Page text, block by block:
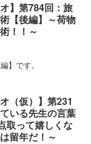
】第784回：旅
【後編】～荷物
！！～
】です。
（仮）】第231
いる先生の言葉
取って嬉しくな
留年だ！～